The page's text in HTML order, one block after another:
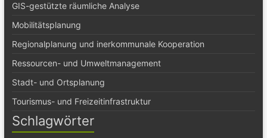
GIS-gestützte räumliche Analyse
Mobilitätsplanung
Regionalplanung und inerkommunale Kooperation
Ressourcen- und Umweltmanagement
Stadt- und Ortsplanung
Tourismus- und Freizeitinfrastruktur
Schlagwörter